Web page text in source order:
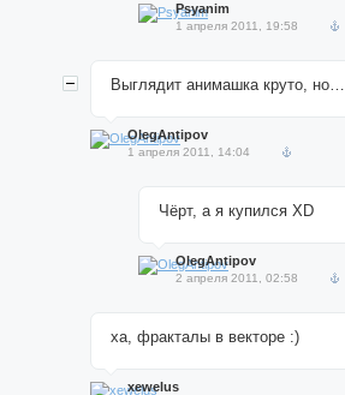
Psyanim
1 апреля 2011, 19:58
Выглядит анимашка круто,
OlegAntipov
1 апреля 2011, 14:04
Чёрт, а я купился XD
OlegAntipov
2 апреля 2011, 02:58
ха, фракталы в векторе :)
xewelus